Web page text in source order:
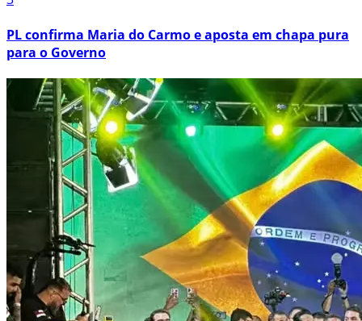
PL confirma Maria do Carmo e aposta em chapa pura
para o Governo